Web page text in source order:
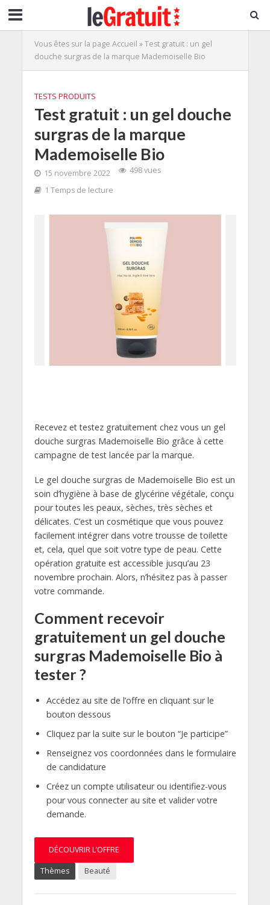
Vous êtes sur la page Accueil »Test gratuit : un gel
douche surgras de la marque Mademoiselle Bio
TESTS PRODUITS
Test gratuit : un gel douche
surgras de la marque
Mademoiselle Bio
15 novembre 2022
498 vues
1 Temps de lecture
Recevez et testez gratuitement chez vous un gel
douche surgras Mademoiselle Bio grâce à cette
campagne de test lancée par la marque.
Le gel douche surgras de Mademoiselle Bio est un
soin d’hygiène à base de glycérine végétale, conçu
pour toutes les peaux, sèches, très sèches et
délicates. C’est un cosmétique que vous pouvez
facilement intégrer dans votre trousse de toilette
et, cela, quel que soit votre type de peau. Cette
opération gratuite est accessible jusqu’au 23
novembre prochain. Alors, n’hésitez pas à passer
votre commande.
Comment recevoir
gratuitement un gel douche
surgras Mademoiselle Bio à
tester ?
Accédez au site de l’offre en cliquant sur le
bouton dessous
Cliquez par la suite sur le bouton “Je participe”
Renseignez vos coordonnées dans le formulaire
de candidature
Créez un compte utilisateur ou identifiez-vous
pour vous connecter au site et valider votre
demande.
DÉCOUVRIR L’OFFRE
Thèmes Beauté